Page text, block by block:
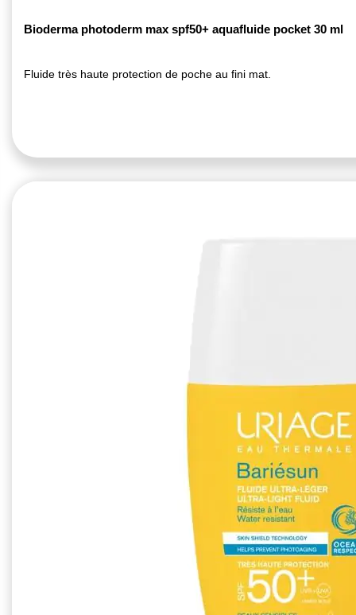
Bioderma photoderm max spf50+ aquafluide pocket 30 ml
Fluide très haute protection de poche au fini mat.